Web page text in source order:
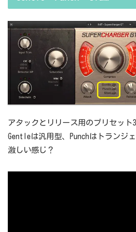
アタックとリリース用のプリセット3
Gentleは汎用型、Punchはトランジ
激しい感じ？